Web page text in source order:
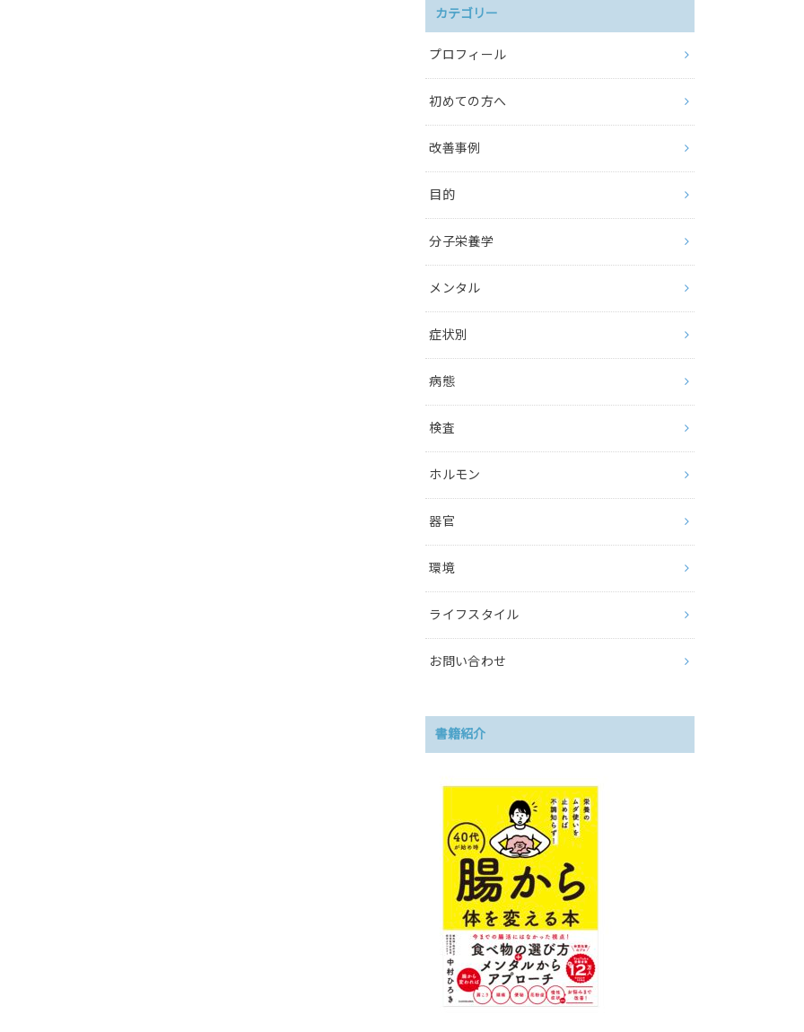
カテゴリー
プロフィール
初めての方へ
改善事例
目的
分子栄養学
メンタル
症状別
病態
検査
ホルモン
器官
環境
ライフスタイル
お問い合わせ
書籍紹介